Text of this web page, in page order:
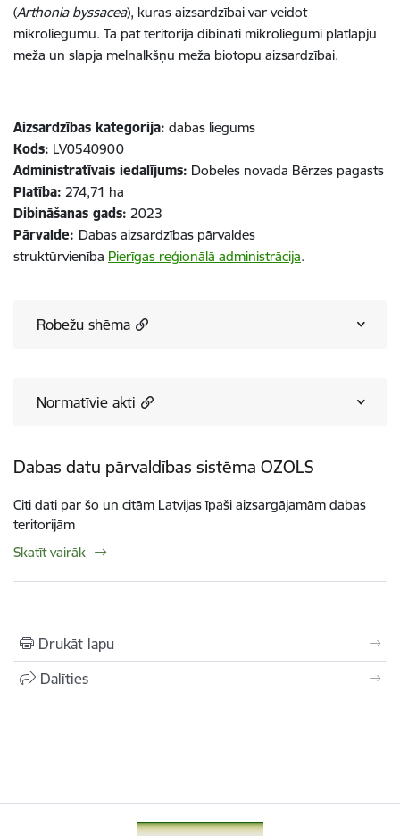
(Arthonia byssacea), kuras aizsardzībai var veidot
mikroliegumu. Tā pat teritorijā dibināti mikroliegumi platlapju
meža un slapja melnalkšņu meža biotopu aizsardzībai.
Aizsardzības kategorija: dabas liegums
Kods: LV0540900
Administratīvais iedalījums: Dobeles novada Bērzes pagasts​​​​​​​
Platība: 274,71 ha​​​​​​​
Dibināšanas gads: 2023
Pārvalde: Dabas aizsardzības pārvaldes
struktūrvienība Pierīgas reģionālā administrācija.
Robežu shēma
Normatīvie akti
Dabas datu pārvaldības sistēma OZOLS
Citi dati par šo un citām Latvijas īpaši aizsargājamām dabas
teritorijām
Skatīt vairāk
Drukāt lapu
Dalīties